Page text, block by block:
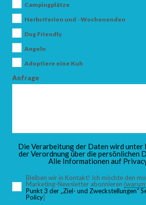
KINDER
Campingplätze
Herbstferien und - Wochenenden
Dog Friendly
Angeln
Adoptiere eine Kuh
Anfrage
Die Verarbeitung der Daten wird unter
der Verordnung über die persönlichen
Alle Informationen auf
Bleiben wir in Kontakt! Ich möchte den
Marketing-Newsletter abonnieren
Punkt 3 der „Ziel- und Zweckstellungen“
Policy]